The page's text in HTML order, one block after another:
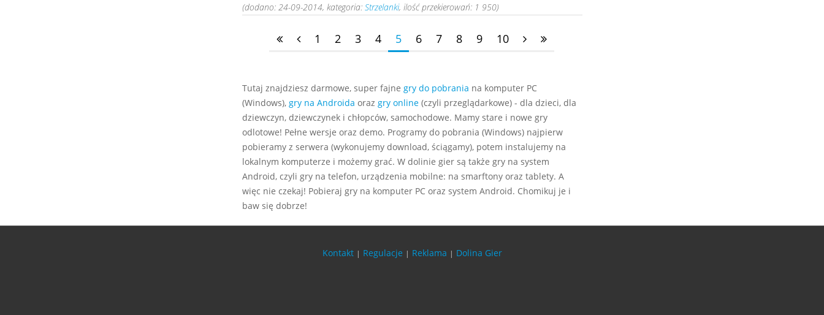
(dodano: 24-09-2014, kategoria: Strzelanki, ilość przekierowań: 1 950)
1 2 3 4 5 6 7 8 9 10
Tutaj znajdziesz darmowe, super fajne gry do pobrania na komputer PC
(Windows), gry na Androida oraz gry online(czyli przeglądarkowe) - dla dzieci, dla
dziewczyn, dziewczynek i chłopców, samochodowe. Mamy stare i nowe gry
odlotowe! Pełne wersje oraz demo. Programy do pobrania (Windows) najpierw
pobieramy z serwera (wykonujemy download, ściągamy), potem instalujemy na
lokalnym komputerze i możemy grać. W dolinie gier są także gry na system
Android, czyli gry na telefon, urządzenia mobilne: na smarftony oraz tablety. A
więc nie czekaj! Pobieraj gry na komputer PC oraz system Android. Chomikuj je i
baw się dobrze!
Kontakt | Regulacje | Reklama | Dolina Gier